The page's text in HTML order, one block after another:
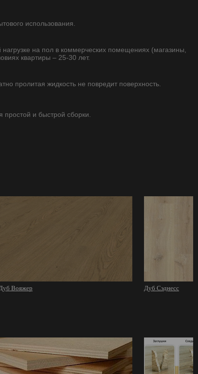
использования.
на пол в коммерческих помещениях (магазины,
квартиры – 25-30 лет.
пролитая жидкость не повредит поверхность.
простой и быстрой сборки.
Вояжер Дуб Сэднесс